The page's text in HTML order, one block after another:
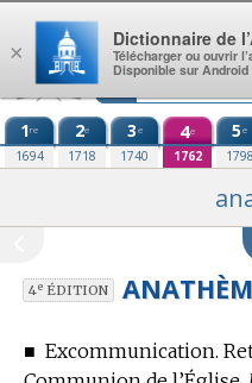
Aller au contenu
1re
1694
2e
1718
3e
1740
4e
1762
5e
1798
4eÉDITION
■ Excommunication.
×
Dictionnaire de
Télécharger ou ouvrir
Disponible sur Android